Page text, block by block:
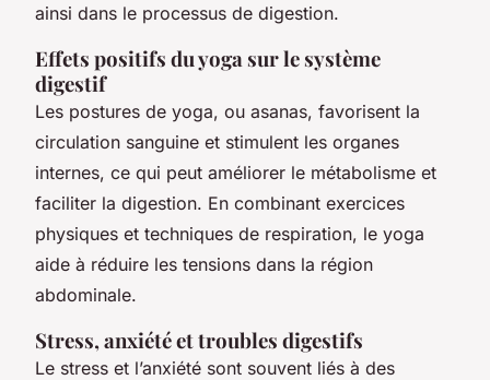
ainsi dans le processus de digestion.
Effets positifs du yoga sur le système
digestif
Les postures de yoga, ou asanas, favorisent la
circulation sanguine et stimulent les organes
internes, ce qui peut améliorer le métabolisme et
faciliter la digestion. En combinant exercices
physiques et techniques de respiration, le yoga
aide à réduire les tensions dans la région
abdominale.
Stress, anxiété et troubles digestifs
Le stress et l’anxiété sont souvent liés à des